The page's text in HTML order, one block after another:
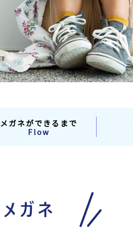
メガネができるまで
Flow